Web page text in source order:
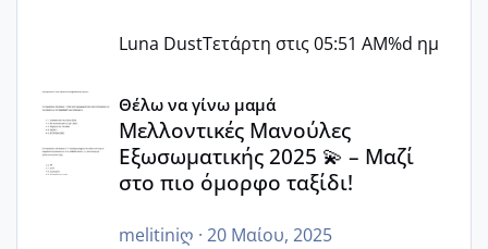
Luna DustΤετάρτη στις 05:51 AM%d ημ
Μελλοντικές Μανούλες Εξωσωματικής 2025 💫 – Μαζί
Θέλω να γίνω μαμά
Μελλοντικές Μανούλες
Εξωσωματικής 2025 💫 – Μαζί
στο πιο όμορφο ταξίδι!
melitiniღ · 20 Μαίου, 2025